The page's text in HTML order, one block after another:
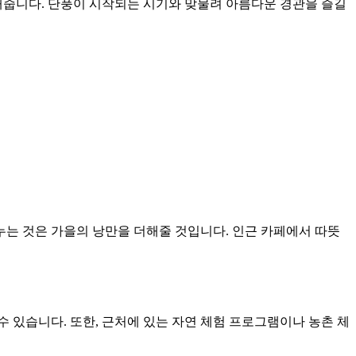
니다. 단풍이 시작되는 시기와 맞물려 아름다운 경관을 즐길
것은 가을의 낭만을 더해줄 것입니다. 인근 카페에서 따뜻
습니다. 또한, 근처에 있는 자연 체험 프로그램이나 농촌 체